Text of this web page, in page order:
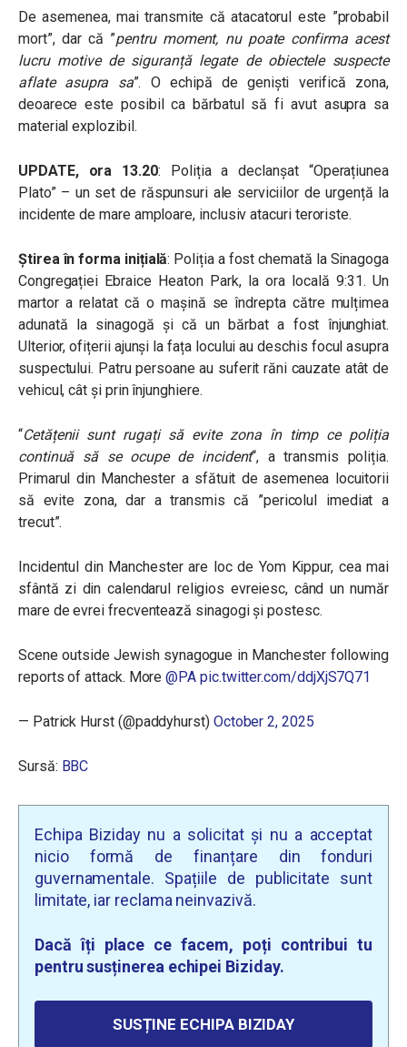
De asemenea, mai transmite că atacatorul este ”probabil
mort”, dar că ”pentru moment, nu poate confirma acest
lucru motive de siguranță legate de obiectele suspecte
aflate asupra sa”. O echipă de geniști verifică zona,
deoarece este posibil ca bărbatul să fi avut asupra sa
material explozibil.
UPDATE, ora 13.20: Poliția a declanșat “Operațiunea
Plato” – un set de răspunsuri ale serviciilor de urgență la
incidente de mare amploare, inclusiv atacuri teroriste.
Știrea în forma inițială: Poliția a fost chemată la Sinagoga
Congregației Ebraice Heaton Park, la ora locală 9:31. Un
martor a relatat că o mașină se îndrepta către mulțimea
adunată la sinagogă și că un bărbat a fost înjunghiat.
Ulterior, ofițerii ajunși la fața locului au deschis focul asupra
suspectului. Patru persoane au suferit răni cauzate atât de
vehicul, cât și prin înjunghiere.
“Cetățenii sunt rugați să evite zona în timp ce poliția
continuă să se ocupe de incident“, a transmis poliția.
Primarul din Manchester a sfătuit de asemenea locuitorii
să evite zona, dar a transmis că ”pericolul imediat a
trecut”.
Incidentul din Manchester are loc de Yom Kippur, cea mai
sfântă zi din calendarul religios evreiesc, când un număr
mare de evrei frecventează sinagogi și postesc.
Scene outside Jewish synagogue in Manchester following
reports of attack. More@PA pic.twitter.com/ddjXjS7Q71
— Patrick Hurst (@paddyhurst) October 2, 2025
Sursă: BBC
Echipa Biziday nu a solicitat și nu a acceptat
nicio formă de finanțare din fonduri
guvernamentale. Spațiile de publicitate sunt
limitate, iar reclama neinvazivă.
Dacă îți place ce facem, poți contribui tu
pentru susținerea echipei Biziday.
SUSȚINE ECHIPA BIZIDAY